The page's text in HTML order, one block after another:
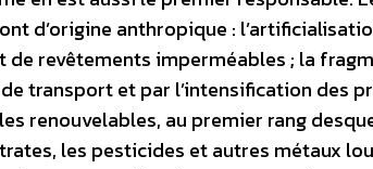
d’origine anthropique :
revêtements imperméables ; la
transport et par l’intensification des
renouvelables, au premier rang
les pesticides et autres métaux